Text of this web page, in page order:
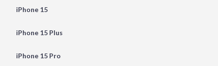
iPhone 15
iPhone 15 Plus
iPhone 15 Pro